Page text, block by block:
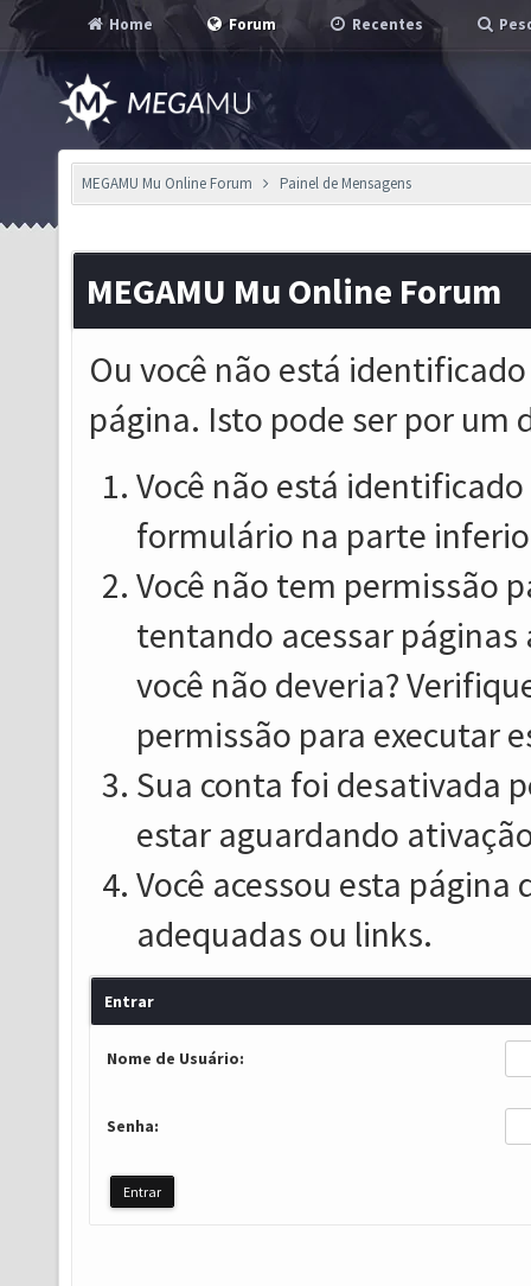
Home Forum Recentes
MEGAMU Mu Online Forum Painel de Mensagens
MEGAMU Mu Online Forum
Ou você não está
página. Isto pode ser por um
Você não está
formulário na parte
Você não tem permissão
tentando acessar
você não deveria?
permissão para executar
Sua conta foi desativada
estar aguardando
Você acessou esta
adequadas ou links.
Entrar
Nome de Usuário:
Senha: